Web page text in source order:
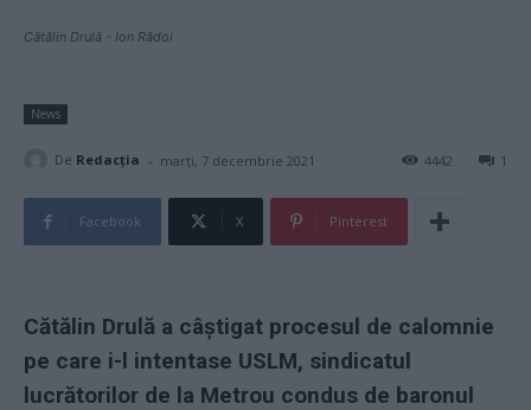
Cătălin Drulă - Ion Rădoi
News
De Redacţia - marți, 7 decembrie 2021 1
4442
Facebook X Pinterest
Cătălin Drulă a câștigat procesul de calomnie
pe care i-l intentase USLM, sindicatul
lucrătorilor de la Metrou condus de baronul